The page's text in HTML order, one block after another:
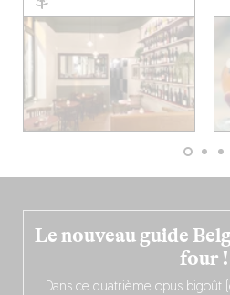
Le nouveau guide
four !
Dans ce quatrième opus bigoût